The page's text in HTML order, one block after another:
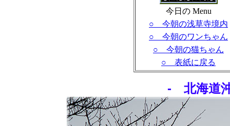
今日の Menu
○ 今朝の浅草寺境内
○ 今朝のワンちゃん
○ 今朝の猫ちゃん
○ 表紙に戻る
- 北海道